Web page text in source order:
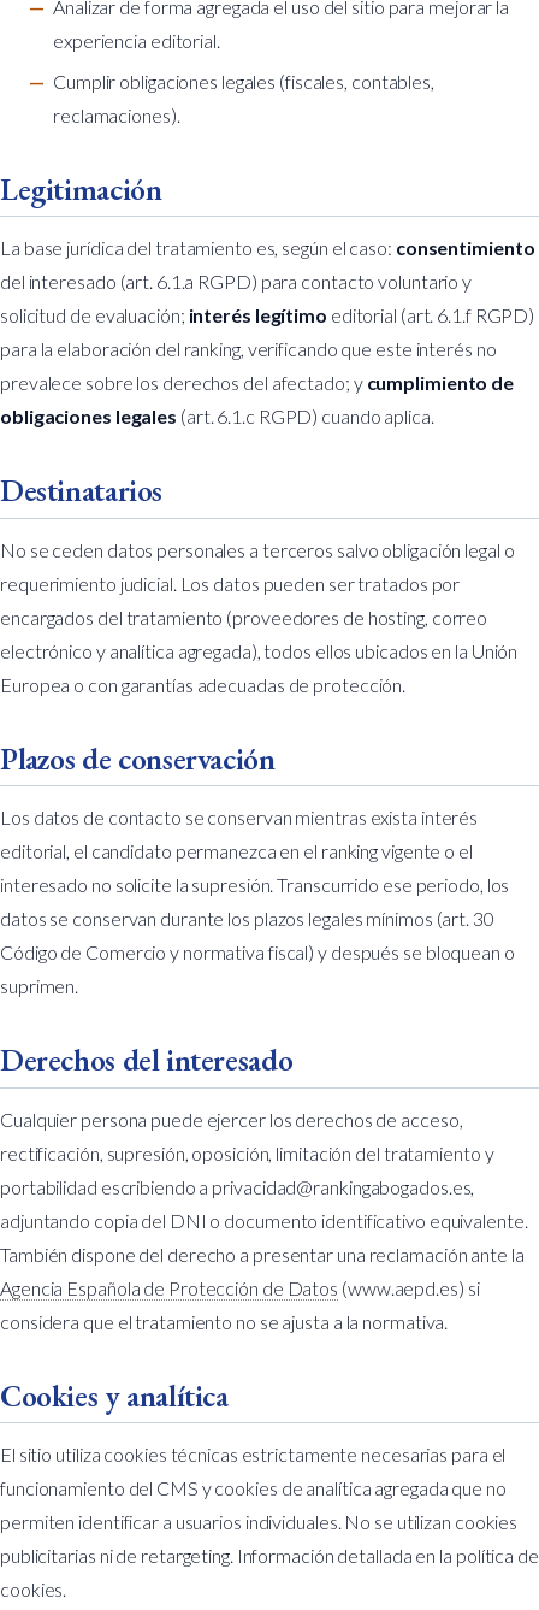
Analizar de forma agregada el uso del sitio para mejorar la
experiencia editorial.
Cumplir obligaciones legales (fiscales, contables,
reclamaciones).
Legitimación
La base jurídica del tratamiento es, según el caso: consentimiento
del interesado (art. 6.1.a RGPD) para contacto voluntario y
solicitud de evaluación; interés legítimo editorial (art. 6.1.f RGPD)
para la elaboración del ranking, verificando que este interés no
prevalece sobre los derechos del afectado; y cumplimiento de
obligaciones legales (art. 6.1.c RGPD) cuando aplica.
Destinatarios
No se ceden datos personales a terceros salvo obligación legal o
requerimiento judicial. Los datos pueden ser tratados por
encargados del tratamiento (proveedores de hosting, correo
electrónico y analítica agregada), todos ellos ubicados en la Unión
Europea o con garantías adecuadas de protección.
Plazos de conservación
Los datos de contacto se conservan mientras exista interés
editorial, el candidato permanezca en el ranking vigente o el
interesado no solicite la supresión. Transcurrido ese periodo, los
datos se conservan durante los plazos legales mínimos (art. 30
Código de Comercio y normativa fiscal) y después se bloquean o
suprimen.
Derechos del interesado
Cualquier persona puede ejercer los derechos de acceso,
rectificación, supresión, oposición, limitación del tratamiento y
portabilidad escribiendo a privacidad@rankingabogados.es
adjuntando copia del DNI o documento identificativo equivalente.
También dispone del derecho a presentar una reclamación ante la
Agencia Española de Protección de Datos (www.aepd.es) si
considera que el tratamiento no se ajusta a la normativa.
Cookies y analítica
El sitio utiliza cookies técnicas estrictamente necesarias para el
funcionamiento del CMS y cookies de analítica agregada que no
permiten identificar a usuarios individuales. No se utilizan cookies
publicitarias ni de retargeting. Información detallada en la política de
cookies.